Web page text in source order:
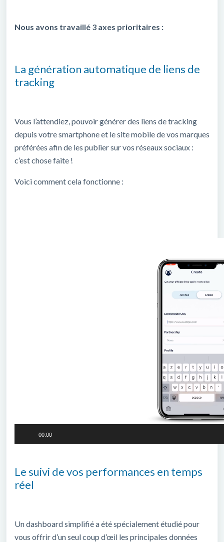
Nous avons travaillé 3 axes prioritaires :
La génération automatique de liens de
tracking
Vous l’attendiez, pouvoir générer des liens de tracking
depuis votre smartphone et le site mobile de vos marques
préférées afin de les publier sur vos réseaux sociaux :
c’est chose faite !
Voici comment cela fonctionne :
00:00
Le suivi de vos performances en temps
réel
Un dashboard simplifié a été spécialement étudié pour
vous offrir d’un seul coup d’œil les principales données